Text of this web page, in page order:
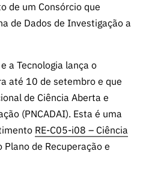
s
públicas
Manifesta
FCCN,
digitais da
FCT
Canais de
Denúncia
de um Consórcio que
de Dados de Investigação a
a Tecnologia lança o
até 10 de setembro e que
de Ciência Aberta e
(PNCADAI). Esta é uma
RE-C05-i08 – Ciência
Plano de Recuperação e